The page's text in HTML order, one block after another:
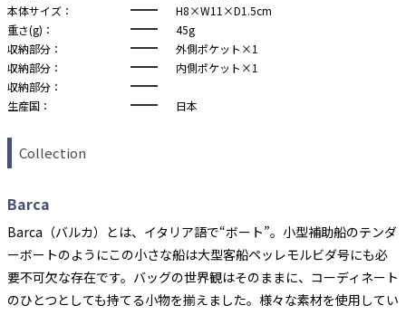
本体サイズ：
H8×W11×D1.5cm
重さ(g)：
45g
収納部分：
外側ポケット×1
収納部分：
内側ポケット×1
収納部分：
生産国：
日本
Collection
Barca
Barca（バルカ）とは、イタリア語で“ボート”。小型補助船のテンダ
ーボートのようにこの小さな船は大型客船ペッレモルビダ号にも必
要不可欠な存在です。バッグの世界観はそのままに、コーディネート
のひとつとしても持てる小物を揃えました。様々な素材を使用してい